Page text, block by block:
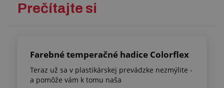
Prečítajte si
Farebné temperačné hadice Colorflex
Teraz už sa v plastikárskej prevádzke nezmýlite -
a pomôže vám k tomu naša